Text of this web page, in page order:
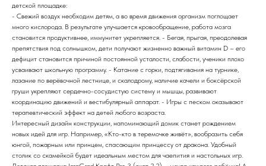
детской площадке:
- Свежий воздух необходим детям, а во время движения организм поглощает
много кислорода. В результате улучшается кровообращение, работа мозга
становится продуктивнее, иммунитет укрепляется. - Бегая, прыгая, преодолевая
препятствия под солнышком, дети получают жизненно важный витамин D – его
дефицит становится причиной постоянной усталости, слабости, ученики плохо
усваивают школьную программу. - Катание с горки, подтягивания на турнике,
лазание по верёвочной лестнице, и скалодрому, наличие качели и боксёрской
груши укрепляют сердечно-сосудистую систему и мышцы, развивают
координацию движений и вестибулярный аппарат. - Игры с песком оказывают
терапевтический эффект на детей любого возраста.
Интересный дизайн конструкции, напоминающий домик станет рождением
новых идей для игр. Например, «Кто-кто в теремочке живёт», вообразить себя
юнгой, пожарным или принцем, спасающим принцессу от дракона. Удобный
столик со скамейкой будет идеальным местом для чаепития и настольных игр.